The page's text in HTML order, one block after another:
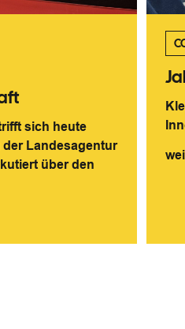
sich heute
der Landesagentur
über den